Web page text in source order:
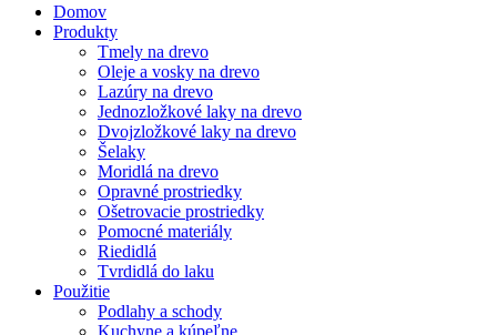
Domov
Produkty
Tmely na drevo
Oleje a vosky na drevo
Lazúry na drevo
Jednozložkové laky na drevo
Dvojzložkové laky na drevo
Šelaky
Moridlá na drevo
Opravné prostriedky
Ošetrovacie prostriedky
Pomocné materiály
Riedidlá
Tvrdidlá do laku
Použitie
Podlahy a schody
Kuchyne a kúpeľne